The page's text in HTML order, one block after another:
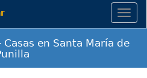
en Santa María de